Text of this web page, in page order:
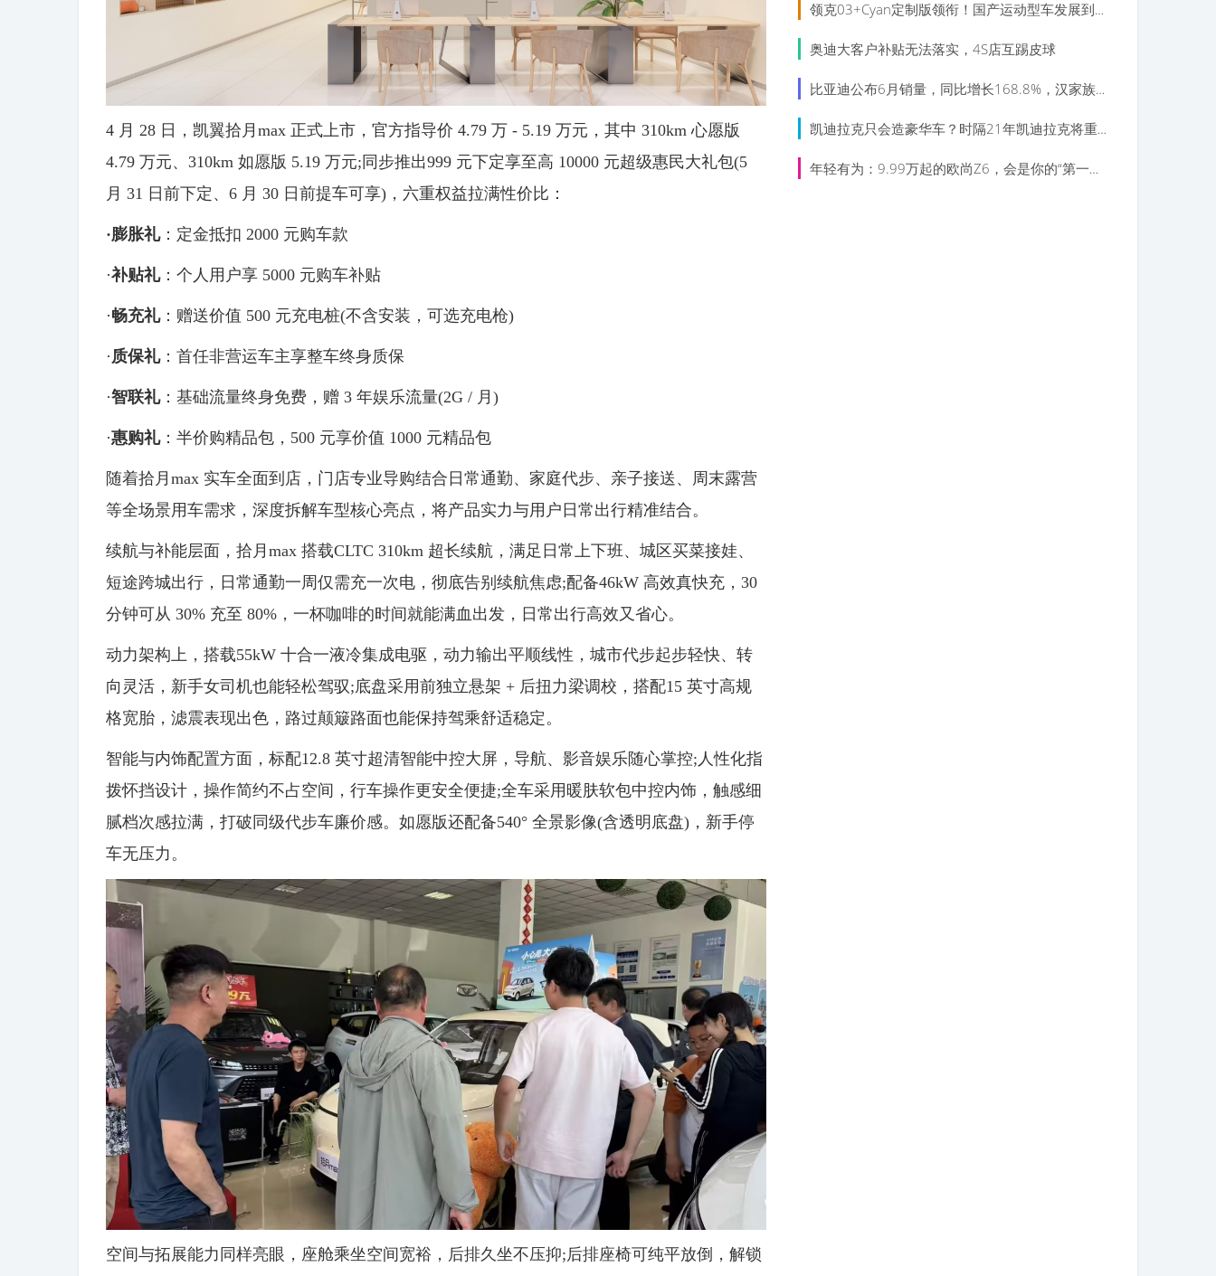
4 月 28 日，凯翼拾月max 正式上市，官方指导价 4.79 万 - 5.19 万元，其中 310km 心愿版
4.79 万元、310km 如愿版 5.19 万元;同步推出999 元下定享至高 10000 元超级惠民大礼包(5
月 31 日前下定、6 月 30 日前提车可享)，六重权益拉满性价比：
·膨胀礼：定金抵扣 2000 元购车款
·补贴礼：个人用户享 5000 元购车补贴
·畅充礼：赠送价值 500 元充电桩(不含安装，可选充电枪)
·质保礼：首任非营运车主享整车终身质保
·智联礼：基础流量终身免费，赠 3 年娱乐流量(2G / 月)
·惠购礼：半价购精品包，500 元享价值 1000 元精品包
随着拾月max 实车全面到店，门店专业导购结合日常通勤、家庭代步、亲子接送、周末露营
等全场景用车需求，深度拆解车型核心亮点，将产品实力与用户日常出行精准结合。
续航与补能层面，拾月max 搭载CLTC 310km 超长续航，满足日常上下班、城区买菜接娃、
短途跨城出行，日常通勤一周仅需充一次电，彻底告别续航焦虑;配备46kW 高效真快充，30
分钟可从 30% 充至 80%，一杯咖啡的时间就能满血出发，日常出行高效又省心。
动力架构上，搭载55kW 十合一液冷集成电驱，动力输出平顺线性，城市代步起步轻快、转
向灵活，新手女司机也能轻松驾驭;底盘采用前独立悬架 + 后扭力梁调校，搭配15 英寸高规
格宽胎，滤震表现出色，路过颠簸路面也能保持驾乘舒适稳定。
智能与内饰配置方面，标配12.8 英寸超清智能中控大屏，导航、影音娱乐随心掌控;人性化指
拨怀挡设计，操作简约不占空间，行车操作更安全便捷;全车采用暖肤软包中控内饰，触感细
腻档次感拉满，打破同级代步车廉价感。如愿版还配备540° 全景影像(含透明底盘)，新手停
车无压力。
空间与拓展能力同样亮眼，座舱乘坐空间宽裕，后排久坐不压抑;后排座椅可纯平放倒，解锁
领克03+Cyan定制版领衔！国产运动型车发展到了新高度？
奥迪大客户补贴无法落实，4S店互踢皮球
比亚迪公布6月销量，同比增长168.8%，汉家族售出超2.5万台？
凯迪拉克只会造豪华车？时隔21年凯迪拉克将重返勒芒24小时耐力赛
年轻有为：9.99万起的欧尚Z6，会是你的“第一台车”吗？